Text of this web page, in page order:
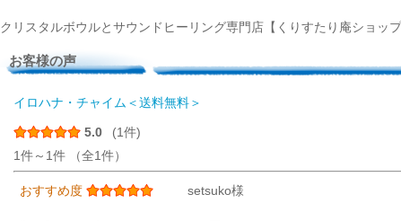
クリスタルボウルとサウンドヒーリング専門店【くりすたり庵ショップ
お客様の声
イロハナ・チャイム＜送料無料＞
5.0 (1件)
1件～1件 （全1件）
おすすめ度 setsuko様